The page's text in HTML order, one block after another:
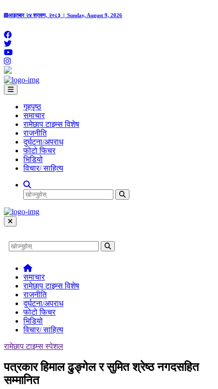
आइतबार २४ श्रावण, २०८३ | Sunday, August 9, 2026
गृहपृष्‍ठ
समाचार
रामेछाप टाइम्स विशेष
राजनीति
दुर्घटना/अपराध
फोटो फिचर
भिडियो
विचार/ साहित्य
समाचार
रामेछाप टाइम्स विशेष
राजनीति
दुर्घटना/अपराध
फोटो फिचर
भिडियो
विचार/ साहित्य
रामेछाप टाइम्स स्पेशल
पत्रकार हिमाल ढुङ्गेल र सुमित श्रेष्ठ नगदसहित
सम्मानित